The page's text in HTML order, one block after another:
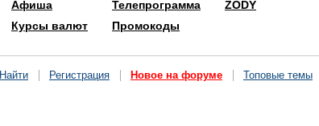
Афиша
Курсы валют
Телепрограмма
Промокоды
ZODY
Найти Регистрация Новое на форуме Топовые темы